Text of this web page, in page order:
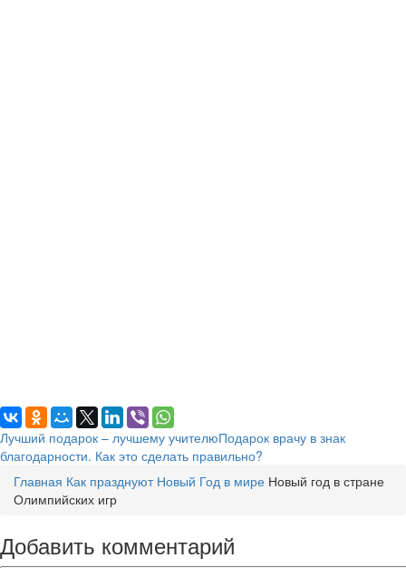
Лучший подарок – лучшему учителюПодарок врачу в знак
благодарности. Как это сделать правильно?
Главная Как празднуют Новый Год в мире Новый год в стране
Олимпийских игр
Добавить комментарий